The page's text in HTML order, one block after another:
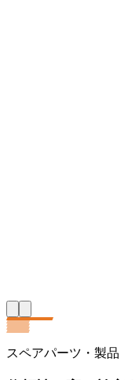
スペアパーツ・製品